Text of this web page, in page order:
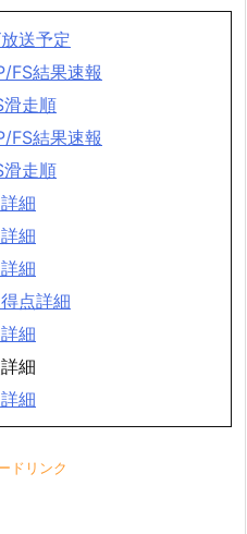
送予定
FS結果速報
滑走順
FS結果速報
滑走順
細
細
細
点詳細
細
細
細
ドリンク